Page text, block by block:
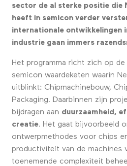
sector de al sterke positie die
heeft in semicon verder
internationale ontwikkelingen
industrie gaan immers
Het programma richt zich op
semicon waardeketen waarin
uitblinkt: Chipmachinebouw,
Packaging. Daarbinnen zijn
bijdragen aan duurzaamheid,
creatie. Het gaat bijvoorbeeld
ontwerpmethodes voor chips
productiviteit van de machines
toenemende complexiteit